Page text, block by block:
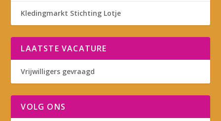
Kledingmarkt Stichting Lotje
LAATSTE VACATURE
Vrijwilligers gevraagd
VOLG ONS